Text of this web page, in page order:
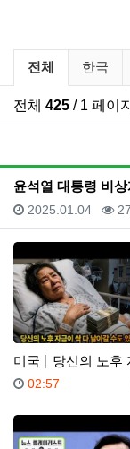
유튜브 뉴스
전체 한국
전체 425 / 1 페이지
윤석열 대통령 비
등록일
2025.01.04
미국 당신의 노후 자금이 싹 다 날아갈 수
등록일
02:57